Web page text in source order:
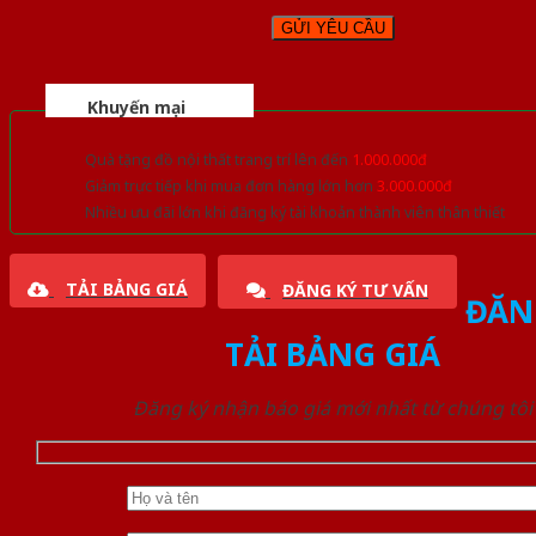
Khuyến mại
Quà tặng đồ nội thất trang trí lên đến 1.000.000đ
Giảm trực tiếp khi mua đơn hàng lớn hơn 3.000.000đ
Nhiều ưu đãi lớn khi đăng ký tài khoản thành viên thân thiết
TẢI BẢNG GIÁ ĐĂNG KÝ TƯ VẤN
TẢI BẢNG GIÁ
Đăng ký nhận báo giá mới nhất từ chúng tôi